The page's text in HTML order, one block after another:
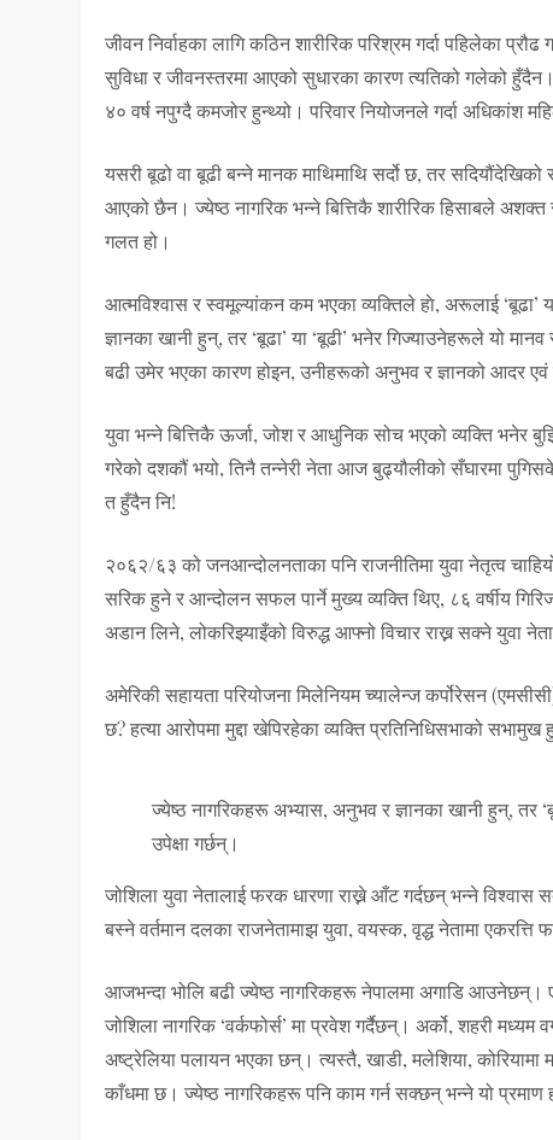
जीवन निर्वाहका लागि कठिन शारीरिक परिश्रम गर्दा पहिलेका
सुविधा र जीवनस्तरमा आएको सुधारका कारण त्यतिको गलेको हुँदैन।
४० वर्ष नपुग्दै कमजोर हुन्थ्यो। परिवार नियोजनले गर्दा अधिकांश
यसरी बूढो वा बूढी बन्ने मानक माथिमाथि सर्दो छ, तर
आएको छैन। ज्येष्ठ नागरिक भन्ने बित्तिकै शारीरिक हिसाबले अशक्त
गलत हो।
आत्मविश्वास र स्वमूल्यांकन कम भएका व्यक्तिले हाे, अरूलाई ‘बूढा’
ज्ञानका खानी हुन्, तर ‘बूढा’ या ‘बूढी’ भनेर गिज्याउनेहरूले यो
बढी उमेर भएका कारण होइन, उनीहरूको अनुभव र ज्ञानको आदर एवं
युवा भन्ने बित्तिकै ऊर्जा, जोश र आधुनिक सोच भएको व्यक्ति
गरेको दशकौं भयो, तिनै तन्नेरी नेता आज बुढ्यौलीको सँघारमा
त हुँदैन नि!
२०६२/६३ को जनआन्दोलनताका पनि राजनीतिमा युवा नेतृत्व
सरिक हुने र आन्दोलन सफल पार्ने मुख्य व्यक्ति थिए, ८६ वर्षीय
अडान लिने, लोकरिझ्याइँको विरुद्ध आफ्नो विचार राख्न सक्ने युवा
अमेरिकी सहायता परियोजना मिलेनियम च्यालेन्ज कर्पोरेसन
छ? हत्या आरोपमा मुद्दा खेपिरहेका व्यक्ति प्रतिनिधिसभाको
ज्येष्ठ नागरिकहरू अभ्यास, अनुभव र ज्ञानका खानी हुन्, तर
उपेक्षा गर्छन्।
जोशिला युवा नेतालाई फरक धारणा राख्ने आँट गर्दछन् भन्ने
बस्ने वर्तमान दलका राजनेतामाझ युवा, वयस्क, वृद्ध नेतामा एकरत्ति
आजभन्दा भोलि बढी ज्येष्ठ नागरिकहरू नेपालमा अगाडि आउनेछन्।
जोशिला नागरिक ‘वर्कफोर्स’ मा प्रवेश गर्दैछन्। अर्को, शहरी मध्यम
अष्ट्रेलिया पलायन भएका छन्। त्यस्तै, खाडी, मलेशिया, कोरियामा
काँधमा छ। ज्येष्ठ नागरिकहरू पनि काम गर्न सक्छन् भन्ने यो प्रमाण